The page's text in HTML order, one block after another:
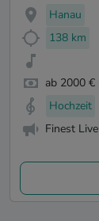
Hanau
138 km
ab 2000 €
Hochzeit
Finest